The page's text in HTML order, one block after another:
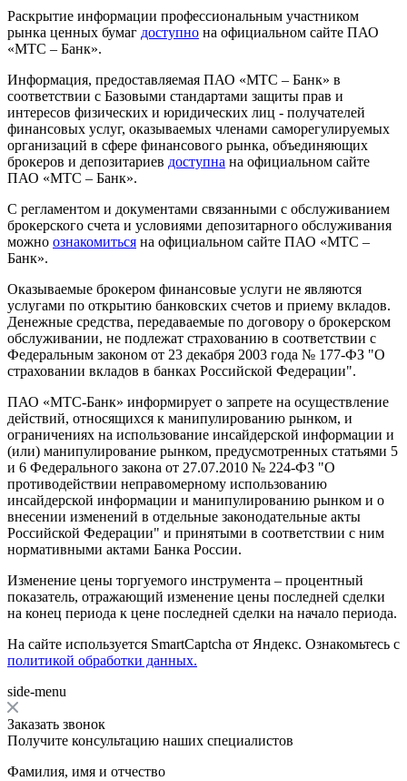
Раскрытие информации профессиональным участником
рынка ценных бумаг доступно на официальном сайте ПАО
«МТС – Банк».
Информация, предоставляемая ПАО «МТС – Банк» в
соответствии с Базовыми стандартами защиты прав и
интересов физических и юридических лиц - получателей
финансовых услуг, оказываемых членами саморегулируемых
организаций в сфере финансового рынка, объединяющих
брокеров и депозитариев доступна на официальном сайте
ПАО «МТС – Банк».
С регламентом и документами связанными с обслуживанием
брокерского счета и условиями депозитарного обслуживания
можно ознакомиться на официальном сайте ПАО «МТС –
Банк».
Оказываемые брокером финансовые услуги не являются
услугами по открытию банковских счетов и приему вкладов.
Денежные средства, передаваемые по договору о брокерском
обслуживании, не подлежат страхованию в соответствии с
Федеральным законом от 23 декабря 2003 года № 177-ФЗ "О
страховании вкладов в банках Российской Федерации".
ПАО «МТС-Банк» информирует о запрете на осуществление
действий, относящихся к манипулированию рынком, и
ограничениях на использование инсайдерской информации и
(или) манипулирование рынком, предусмотренных статьями 5
и 6 Федерального закона от 27.07.2010 № 224-ФЗ "О
противодействии неправомерному использованию
инсайдерской информации и манипулированию рынком и о
внесении изменений в отдельные законодательные акты
Российской Федерации" и принятыми в соответствии с ним
нормативными актами Банка России.
Изменение цены торгуемого инструмента – процентный
показатель, отражающий изменение цены последней сделки
на конец периода к цене последней сделки на начало периода.
На сайте используется SmartCaptcha от Яндекс. Ознакомьтесь с
политикой обработки данных.
side-menu
Заказать звонок
Получите консультацию наших специалистов
Фамилия, имя и отчество